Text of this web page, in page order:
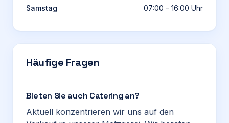
Samstag 07:00 – 16:00 Uhr
Häufige Fragen
Bieten Sie auch Catering an?
Aktuell konzentrieren wir uns auf den